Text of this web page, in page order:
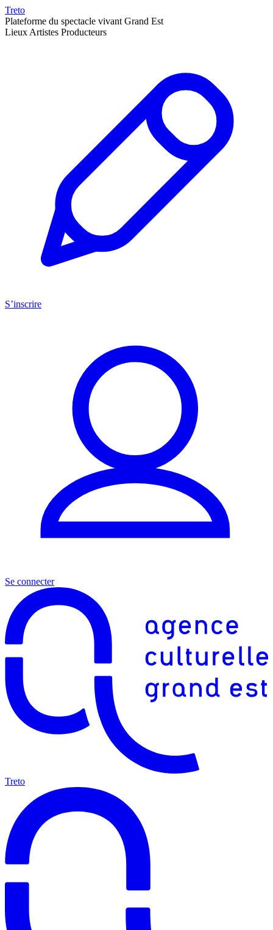
Treto
Plateforme du spectacle vivant Grand Est
Lieux Artistes Producteurs
S’inscrire
Se connecter
Treto